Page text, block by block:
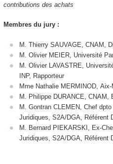
contributions des achats
Membres du jury :
M. Thierry SAUVAGE, CNAM,
M. Olivier MEIER, Université
M. Olivier LAVASTRE,
INP, Rapporteur
Mme Nathalie MERMINOD,
M. Philippe DURANCE, CNAM,
M. Gontran CLEMEN, Chef
Juridiques, S2A/DGA, Référent
M. Bernard PIEKARSKI, Ex-
Juridiques, S2A/DGA, Référent